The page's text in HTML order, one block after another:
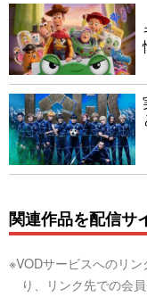
関連作品を配信サ
※VODサービスへのリ
り、リンク先での会